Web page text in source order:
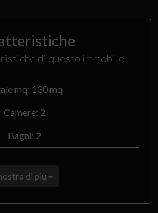
di questo immobile
mq: 130 mq
Camere: 2
Bagni: 2
di più